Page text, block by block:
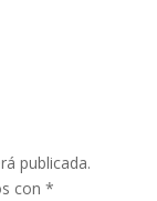
publicada.
con *